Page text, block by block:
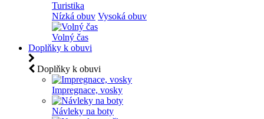
Turistika
Nízká obuv Vysoká obuv
Volný čas
Doplňky k obuvi
Doplňky k obuvi
Impregnace, vosky
Návleky na boty